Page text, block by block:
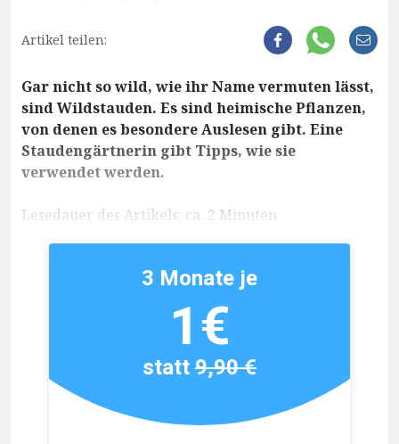
Artikel teilen:
Gar nicht so wild, wie ihr Name vermuten lässt,
sind Wildstauden. Es sind heimische Pflanzen,
von denen es besondere Auslesen gibt. Eine
Staudengärtnerin gibt Tipps, wie sie
verwendet werden.
Lesedauer des Artikels: ca. 2 Minuten
3 Monate je
1€
statt9,90 €